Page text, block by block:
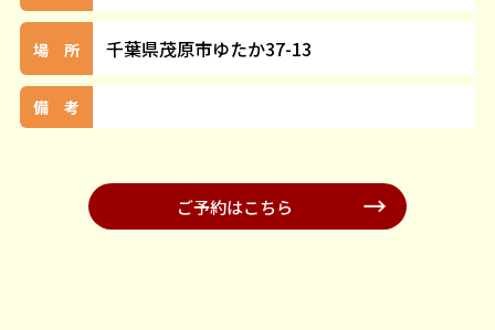
場 所 千葉県茂原市ゆたか37-13
備 考
ご予約はこちら